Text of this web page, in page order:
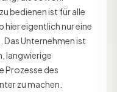
bedienen ist für alle
hier eigentlich nur eine
Unternehmen ist
langwierige
Prozesse des
zu machen.